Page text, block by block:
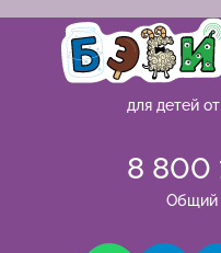
для детей
8 800
Общий